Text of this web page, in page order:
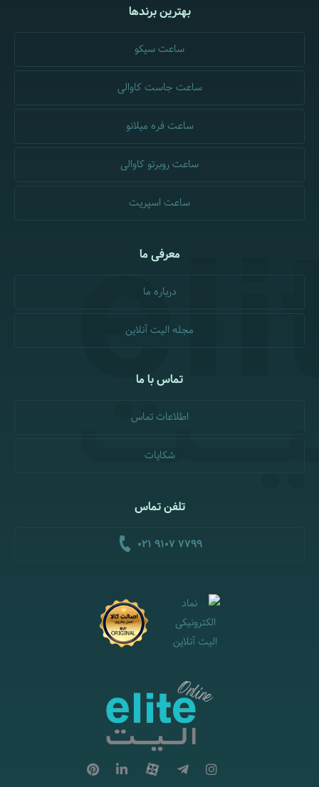
بهترین برندها
ساعت سیکو
ساعت جاست کاوالی
ساعت فره میلانو
ساعت روبرتو کاوالی
ساعت اسپریت
معرفی ما
درباره ما
مجله الیت آنلاین
تماس با ما
اطلاعات تماس
شکایات
تلفن تماس
021 9107 7799